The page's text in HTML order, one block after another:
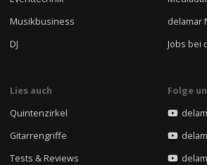
Musikbusiness
DJ
delamar
Jobs bei
Lies auch
Quintenzirkel
Gitarrengriffe
Tests & Reviews
Folge